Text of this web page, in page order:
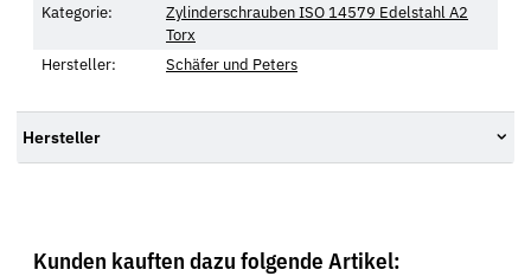
Kategorie:
Zylinderschrauben ISO 14579 Edelstahl A2
Torx
Hersteller:
Schäfer und Peters
Hersteller
Kunden kauften dazu folgende Artikel: